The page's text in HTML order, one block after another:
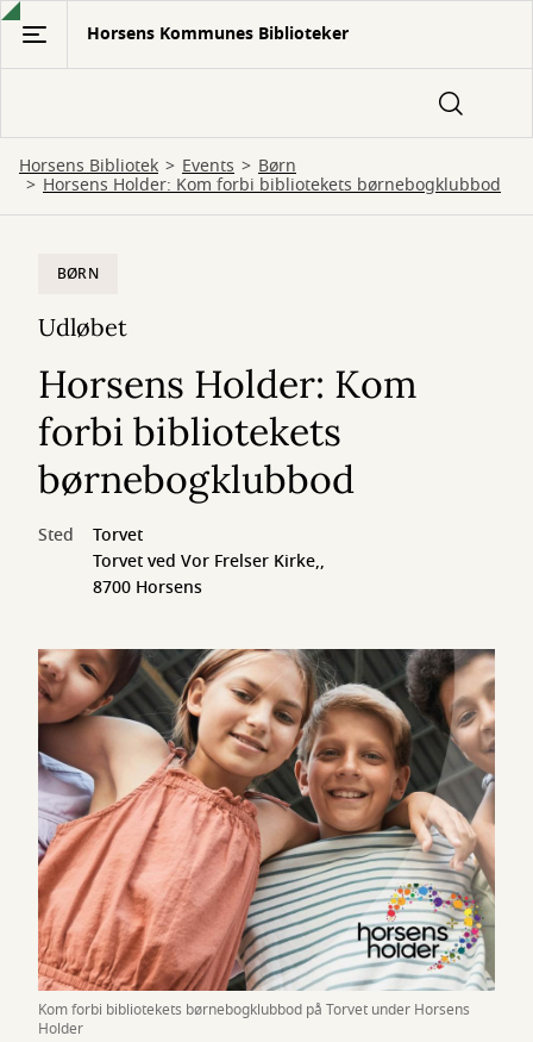
Gå
hovedindhold
Horsens Kommunes Biblioteker
Horsens Bibliotek Events Børn
Horsens Holder: Kom forbi bibliotekets børnebogklubbod
Kom forbi bibliotekets børnebogklubbod på Torvet under Horsens
Holder
BØRN
Udløbet
Horsens Holder: Kom
forbi bibliotekets
børnebogklubbod
Sted
Torvet
Torvet ved Vor Frelser Kirke,,
8700 Horsens